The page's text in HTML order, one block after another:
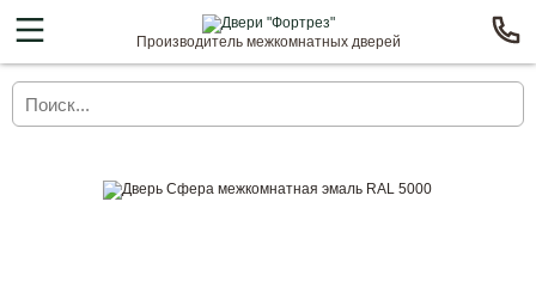
Производитель межкомнатных дверей